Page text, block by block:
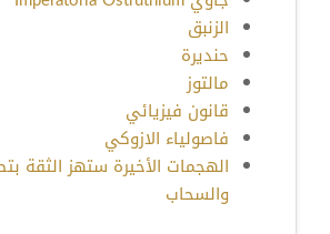
الزنبق
حنديرة
مالتوز
قانون فيزيائي
فاصولياء الازوكي
الهجمات الأخيرة ستهز الثقة
والسحاب